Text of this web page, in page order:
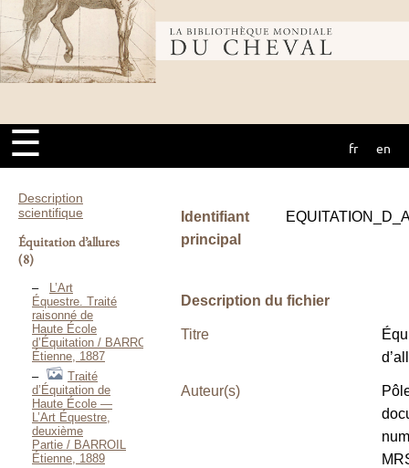
Bibliothèque
mondiale du
cheval
☰ fr en
Description
scientifique
Équitation d’allures
(8)
L’Art
Équestre. Traité
raisonné de
Haute École
d’Équitation / BARROIL
Étienne, 1887
Traité
d’Équitation de
Haute École —
L’Art Équestre,
deuxième
Partie / BARROIL
Étienne, 1889
Identifiant
principal
Description du fichier
Titre
Auteur(s)